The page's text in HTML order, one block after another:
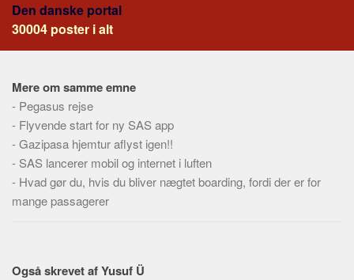
Den danske portal
30004 poster i alt
Mere om samme emne
- Pegasus rejse
- Flyvende start for ny SAS app
-Gazipasa hjemtur aflyst igen!!
- SAS lancerer mobil og internet i luften
- Hvad gør du, hvis du bliver nægtet boarding, fordi der er for
mange passagerer
Også skrevet af Yusuf Ü